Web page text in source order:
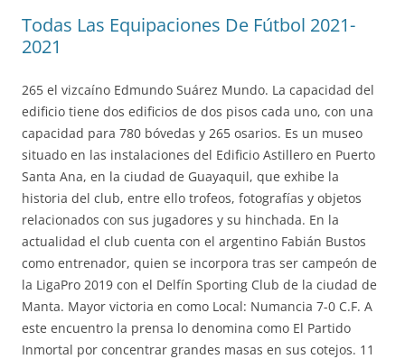
Todas Las Equipaciones De Fútbol 2021-
2021
265 el vizcaíno Edmundo Suárez Mundo. La capacidad del
edificio tiene dos edificios de dos pisos cada uno, con una
capacidad para 780 bóvedas y 265 osarios. Es un museo
situado en las instalaciones del Edificio Astillero en Puerto
Santa Ana, en la ciudad de Guayaquil, que exhibe la
historia del club, entre ello trofeos, fotografías y objetos
relacionados con sus jugadores y su hinchada. En la
actualidad el club cuenta con el argentino Fabián Bustos
como entrenador, quien se incorpora tras ser campeón de
la LigaPro 2019 con el Delfín Sporting Club de la ciudad de
Manta. Mayor victoria en como Local: Numancia 7-0 C.F. A
este encuentro la prensa lo denomina como El Partido
Inmortal por concentrar grandes masas en sus cotejos. 11